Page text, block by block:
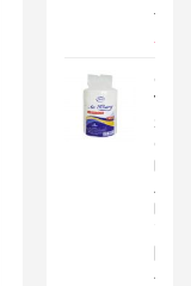
Giấy
Vệ
Sinh
Lớn
An
|
AK703